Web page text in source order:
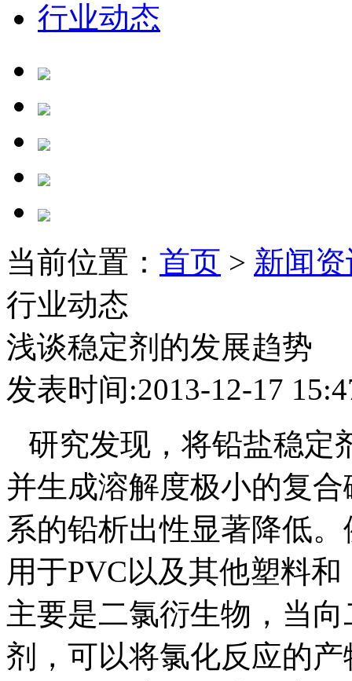
行业动态
当前位置： 首页 > 新闻
行业动态
浅谈稳定剂的发展趋势
发表时间:2013-12-17
研究发现，将铅盐稳定
并生成溶解度极小的复
系的铅析出性显著降低
用于PVC以及其他塑料和
主要是二氯衍生物， 当
剂，可以将氯化反应的